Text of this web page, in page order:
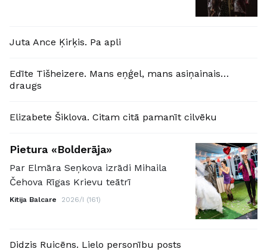
Juta Ance Ķirķis. Pa apli
Edīte Tišheizere. Mans eņģel, mans asiņainais…
draugs
Elizabete Šiklova. Citam citā pamanīt cilvēku
Pietura «Bolderāja»
Par Elmāra Seņkova izrādi Mihaila
Čehova Rīgas Krievu teātrī
Kitija Balcare 2026/I (161)
Didzis Ruicēns. Lielo personību posts